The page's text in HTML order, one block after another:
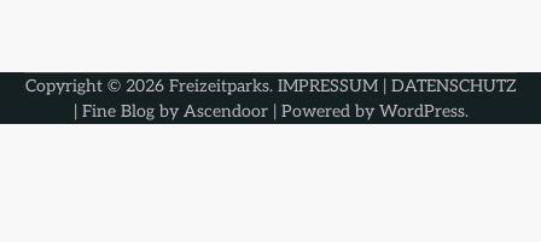
Copyright © 2026 Freizeitparks. IMPRESSUM| DATENSCHUTZ
| Fine Blog by Ascendoor| Powered by WordPress.